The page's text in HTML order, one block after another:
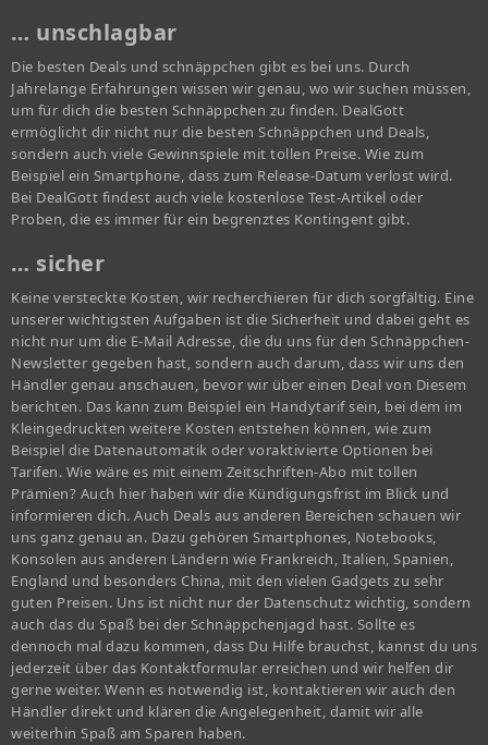
… unschlagbar
Die besten Deals und schnäppchen gibt es bei uns. Durch
Jahrelange Erfahrungen wissen wir genau, wo wir suchen müssen,
um für dich die besten Schnäppchen zu finden. DealGott
ermöglicht dir nicht nur die besten Schnäppchen und Deals,
sondern auch viele Gewinnspiele mit tollen Preise. Wie zum
Beispiel ein Smartphone, dass zum Release-Datum verlost wird.
Bei DealGott findest auch viele kostenlose Test-Artikel oder
Proben, die es immer für ein begrenztes Kontingent gibt.
… sicher
Keine versteckte Kosten, wir recherchieren für dich sorgfältig. Eine
unserer wichtigsten Aufgaben ist die Sicherheit und dabei geht es
nicht nur um die E-Mail Adresse, die du uns für den Schnäppchen-
Newsletter gegeben hast, sondern auch darum, dass wir uns den
Händler genau anschauen, bevor wir über einen Deal von Diesem
berichten. Das kann zum Beispiel ein Handytarif sein, bei dem im
Kleingedruckten weitere Kosten entstehen können, wie zum
Beispiel die Datenautomatik oder voraktivierte Optionen bei
Tarifen. Wie wäre es mit einem Zeitschriften-Abo mit tollen
Prämien? Auch hier haben wir die Kündigungsfrist im Blick und
informieren dich. Auch Deals aus anderen Bereichen schauen wir
uns ganz genau an. Dazu gehören Smartphones, Notebooks,
Konsolen aus anderen Ländern wie Frankreich, Italien, Spanien,
England und besonders China, mit den vielen Gadgets zu sehr
guten Preisen. Uns ist nicht nur der Datenschutz wichtig, sondern
auch das du Spaß bei der Schnäppchenjagd hast. Sollte es
dennoch mal dazu kommen, dass Du Hilfe brauchst, kannst du uns
jederzeit über das Kontaktformular erreichen und wir helfen dir
gerne weiter. Wenn es notwendig ist, kontaktieren wir auch den
Händler direkt und klären die Angelegenheit, damit wir alle
weiterhin Spaß am Sparen haben.